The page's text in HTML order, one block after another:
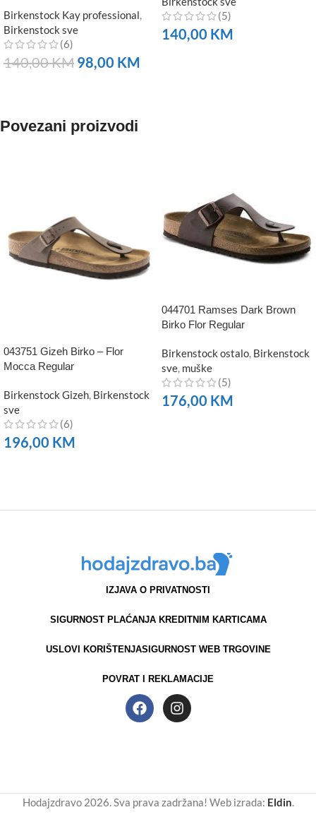
Birkenstock Kay professional
Birkenstock sve
(6)
140,00KM 98,00 KM
(5)
140,00 KM
Povezani proizvodi
043751 Gizeh Birko – Flor
Mocca Regular
Birkenstock Gizeh, Birkenstock
sve
(6)
196,00 KM
044701 Ramses Dark Brown
Birko Flor Regular
Birkenstock ostalo Birkenstock
sve muške
(5)
176,00 KM
IZJAVA O PRIVATNOSTI
SIGURNOST PLAĆANJA KREDITNIM KARTICAMA
USLOVI KORIŠTENJASIGURNOST WEB TRGOVINE
POVRAT I REKLAMACIJE
Hodajzdravo 2026. Sva prava zadržana! Web izrada: Eldin.